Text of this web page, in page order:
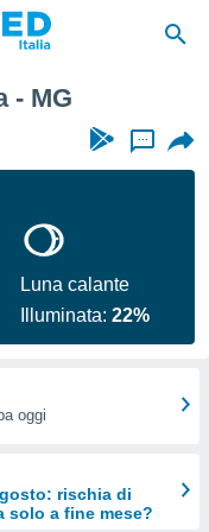
- MG
...
Luna calante
Illuminata:22%
oggi
rischia di
solo a fine mese?